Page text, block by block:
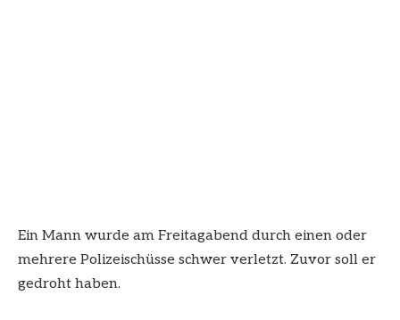
Ein Mann wurde am Freitagabend durch einen oder
mehrere Polizeischüsse schwer verletzt. Zuvor soll er
gedroht haben.